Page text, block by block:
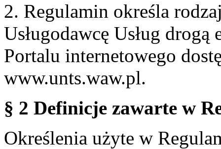
2. Regulamin określa
Usługodawcę Usług
Portalu internetowego
www.unts.waw.pl.
§ 2 Definicje zawarte w
Określenia użyte w